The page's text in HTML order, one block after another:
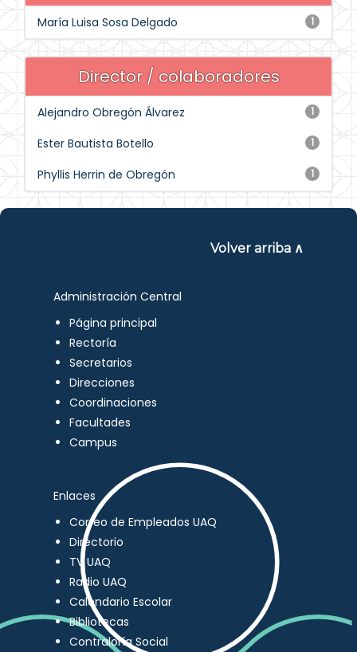
1
María Luisa Sosa Delgado
Director / colaboradores
1
Alejandro Obregón Álvarez
1
Ester Bautista Botello
1
Phyllis Herrin de Obregón
Volver arriba ∧
Administración Central
Página principal
Rectoría
Secretarios
Direcciones
Coordinaciones
Facultades
Campus
Enlaces
Correo de Empleados UAQ
Directorio
TV UAQ
Radio UAQ
Calendario Escolar
Bibliotecas
Contraloría Social